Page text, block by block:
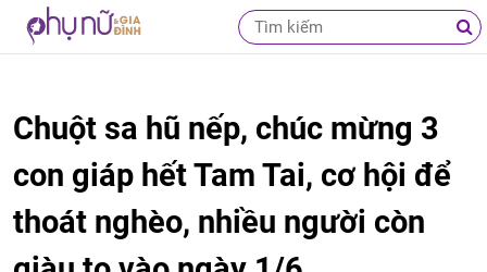
Chuột sa hũ nếp, chúc mừng 3
con giáp hết Tam Tai, cơ hội để
thoát nghèo, nhiều người còn